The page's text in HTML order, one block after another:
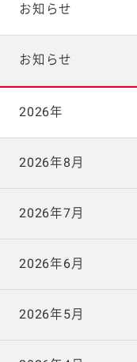
お知らせ
お知らせ
2026年
2026年8月
2026年7月
2026年6月
2026年5月